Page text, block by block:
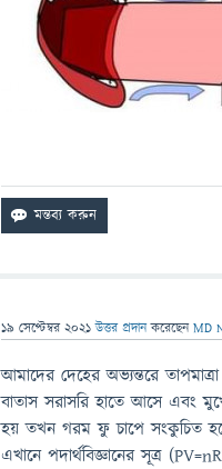
19 সেপ্টেম্বর 2021 উত্তর প্রদান করেছেনMD
আমাদের দেহের অভ্যন্তরে
বাতাস সরাসরি হাতে আসে এবং
হয় তখন গরম ফু চাপে সংকুচিত
এখানে পদার্থবিজ্ঞানের সূত্র